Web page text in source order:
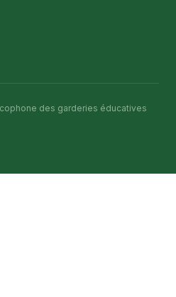
des garderies éducatives